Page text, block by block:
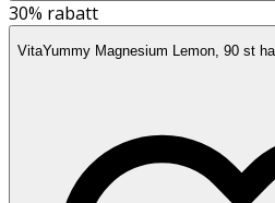
30% rabatt
VitaYummy Magnesium Lemon, 90 st